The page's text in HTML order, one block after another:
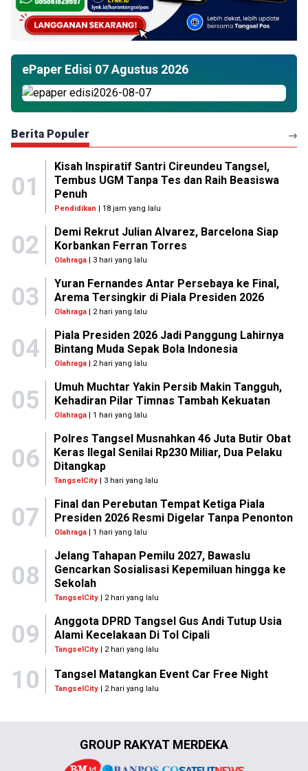
ePaper Edisi 07 Agustus 2026
Berita Populer
01
Kisah Inspiratif Santri Cireundeu Tangsel,
Tembus UGM Tanpa Tes dan Raih Beasiswa
Penuh
Pendidikan | 18 jam yang lalu
02
Demi Rekrut Julian Alvarez, Barcelona Siap
Korbankan Ferran Torres
Olahraga| 3 hari yang lalu
03
Yuran Fernandes Antar Persebaya ke Final,
Arema Tersingkir di Piala Presiden 2026
Olahraga| 2 hari yang lalu
04
Piala Presiden 2026 Jadi Panggung Lahirnya
Bintang Muda Sepak Bola Indonesia
Olahraga| 2 hari yang lalu
05
Umuh Muchtar Yakin Persib Makin Tangguh,
Kehadiran Pilar Timnas Tambah Kekuatan
Olahraga| 1 hari yang lalu
06
Polres Tangsel Musnahkan 46 Juta Butir Obat
Keras Ilegal Senilai Rp230 Miliar, Dua Pelaku
Ditangkap
TangselCity | 3 hari yang lalu
07
Final dan Perebutan Tempat Ketiga Piala
Presiden 2026 Resmi Digelar Tanpa Penonton
Olahraga| 1 hari yang lalu
08
Jelang Tahapan Pemilu 2027, Bawaslu
Gencarkan Sosialisasi Kepemiluan hingga ke
Sekolah
TangselCity| 2 hari yang lalu
09
Anggota DPRD Tangsel Gus Andi Tutup Usia
Alami Kecelakaan Di Tol Cipali
TangselCity| 2 hari yang lalu
10 Tangsel Matangkan Event Car Free Night
TangselCity | 2 hari yang lalu
GROUP RAKYAT MERDEKA